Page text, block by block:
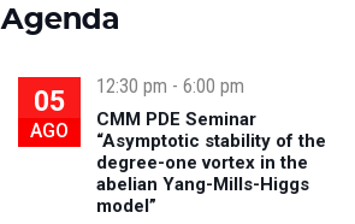
Agenda
05
AGO
12:30 pm - 6:00 pm
CMM PDE Seminar
“Asymptotic stability of the
degree-one vortex in the
abelian Yang-Mills-Higgs
model”